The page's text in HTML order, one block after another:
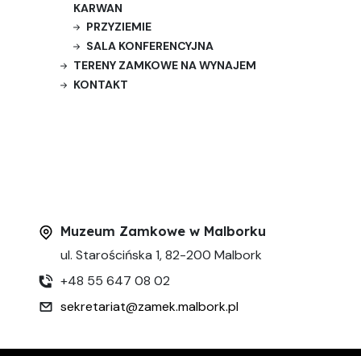
KARWAN
PRZYZIEMIE
SALA KONFERENCYJNA
TERENY ZAMKOWE NA WYNAJEM
KONTAKT
Muzeum Zamkowe w Malborku
ul. Starościńska 1, 82-200 Malbork
+48 55 647 08 02
sekretariat@zamek.malbork.pl